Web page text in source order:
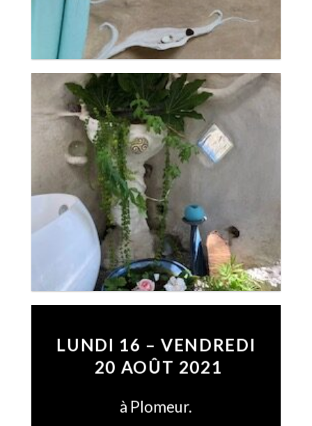
LUNDI 16 – VENDREDI
20 AOÛT 2021
à Plomeur.